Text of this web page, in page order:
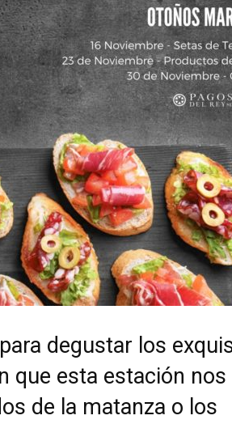
degustar los
que esta estación nos
de la matanza o los